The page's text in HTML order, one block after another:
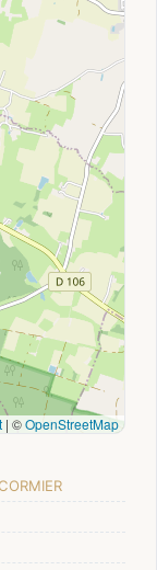
| ©OpenStreetMap